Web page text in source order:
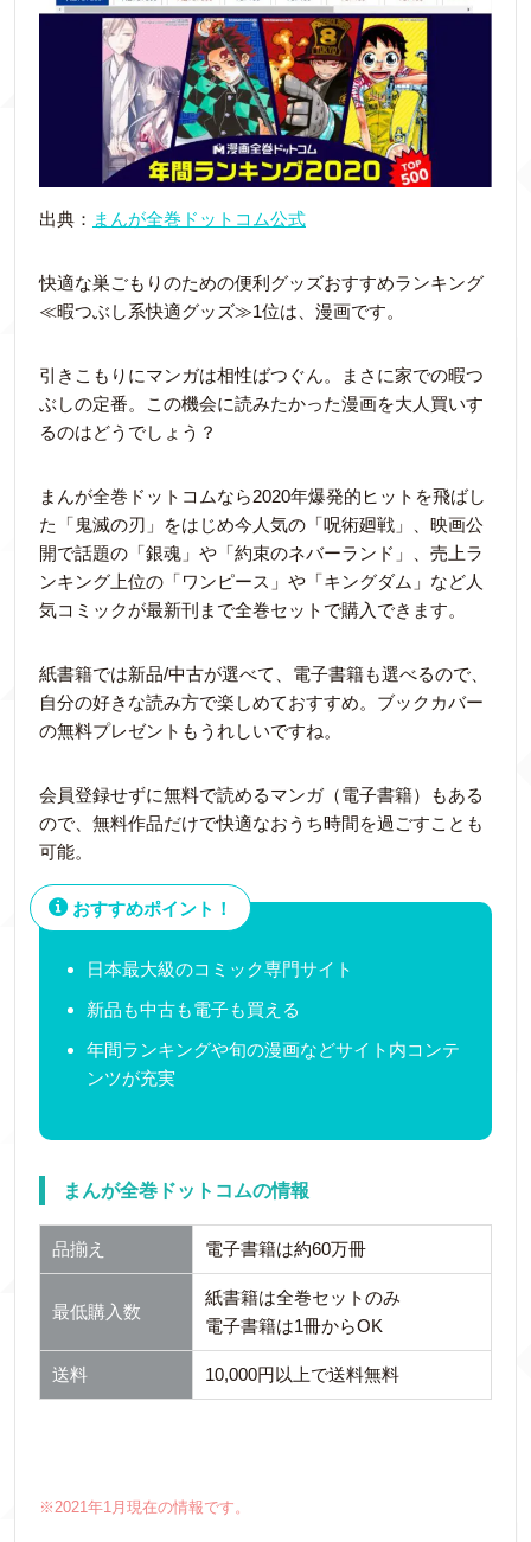
出典： まんが全巻ドットコム公式
快適な巣ごもりのための便利グッズおすすめランキング
≪暇つぶし系快適グッズ≫1位は、漫画です。
引きこもりにマンガは相性ばつぐん。まさに家での暇つ
ぶしの定番。この機会に読みたかった漫画を大人買いす
るのはどうでしょう？
まんが全巻ドットコムなら2020年爆発的ヒットを飛ばし
た「鬼滅の刃」をはじめ今人気の「呪術廻戦」、映画公
開で話題の「銀魂」や「約束のネバーランド」、売上ラ
ンキング上位の「ワンピース」や「キングダム」など人
気コミックが最新刊まで全巻セットで購入できます。
紙書籍では新品/中古が選べて、電子書籍も選べるので、
自分の好きな読み方で楽しめておすすめ。ブックカバー
の無料プレゼントもうれしいですね。
会員登録せずに無料で読めるマンガ（電子書籍）もある
ので、無料作品だけで快適なおうち時間を過ごすことも
可能。
おすすめポイント！
日本最大級のコミック専門サイト
新品も中古も電子も買える
年間ランキングや旬の漫画などサイト内コンテ
ンツが充実
まんが全巻ドットコムの情報
品揃え 電子書籍は約60万冊
最低購入数
紙書籍は全巻セットのみ
電子書籍は1冊からOK
送料 10,000円以上で送料無料
※2021年1月現在の情報です。